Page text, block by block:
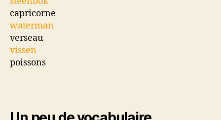
capricorne
waterman
verseau
vissen
poissons